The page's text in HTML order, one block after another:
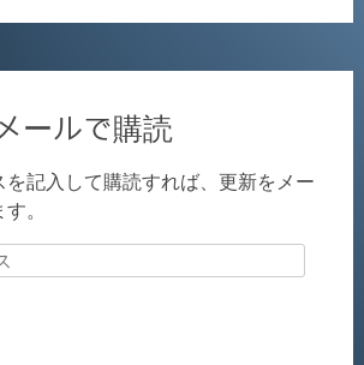
ールで購読
を記入して購読すれば、更新をメー
。